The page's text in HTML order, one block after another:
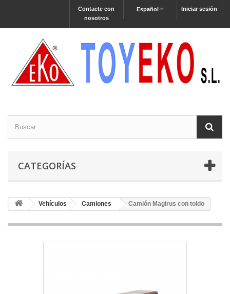
Iniciar sesión
Español
Contacte con
nosotros
CATEGORÍAS
Vehículos Camiones Camión Magirus con toldo